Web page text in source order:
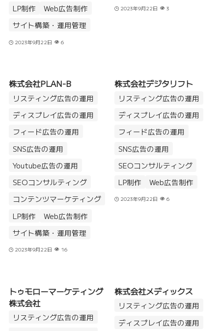
LP制作
Web広告制作
サイト構築・運用管理
2023年9月22日 6
2023年9月22日 3
株式会社PLAN-B
リスティング広告の運用
ディスプレイ広告の運用
フィード広告の運用
SNS広告の運用
Youtube広告の運用
SEOコンサルティング
コンテンツマーケティング
LP制作
Web広告制作
サイト構築・運用管理
2023年9月22日 16
株式会社デジタリフト
リスティング広告の運用
ディスプレイ広告の運用
フィード広告の運用
SNS広告の運用
SEOコンサルティング
LP制作
Web広告制作
2023年9月22日 6
トゥモローマーケティング
株式会社
リスティング広告の運用
株式会社メディックス
リスティング広告の運用
ディスプレイ広告の運用